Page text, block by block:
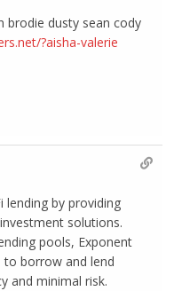
brodie dusty sean cody
?aisha-valerie
lending by providing
solutions.
pools, Exponent
to borrow and lend
and minimal risk.